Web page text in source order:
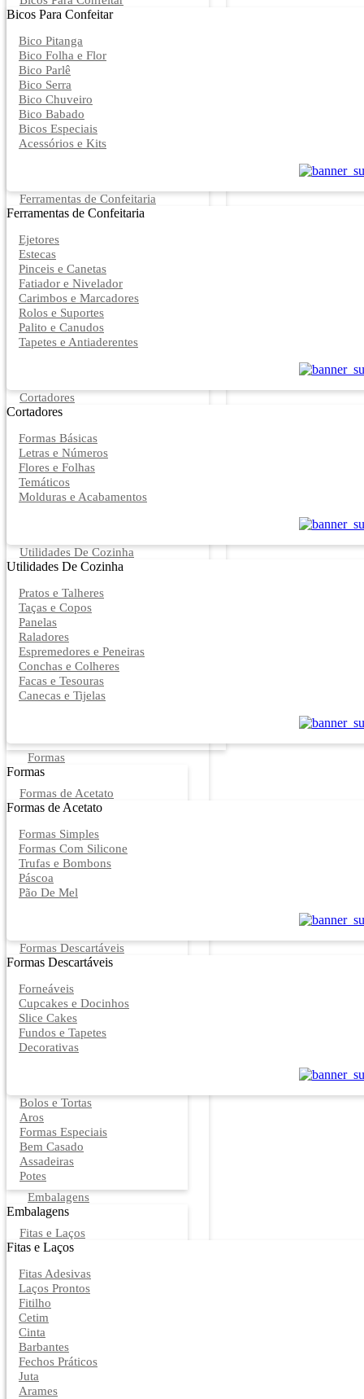
Bicos Para Confeitar
Bico Pitanga
Bico Folha e Flor
Bico Parlê
Bico Serra
Bico Chuveiro
Bico Babado
Bicos Especiais
Acessórios e Kits
Ferramentas de Confeitaria
Ferramentas de Confeitaria
Ejetores
Estecas
Pinceis e Canetas
Fatiador e Nivelador
Carimbos e Marcadores
Rolos e Suportes
Palito e Canudos
Tapetes e Antiaderentes
Cortadores
Cortadores
Formas Básicas
Letras e Números
Flores e Folhas
Temáticos
Molduras e Acabamentos
Utilidades De Cozinha
Utilidades De Cozinha
Pratos e Talheres
Taças e Copos
Panelas
Raladores
Espremedores e Peneiras
Conchas e Colheres
Facas e Tesouras
Canecas e Tijelas
Formas
Formas
Formas de Acetato
Formas de Acetato
Formas Simples
Formas Com Silicone
Trufas e Bombons
Páscoa
Pão De Mel
Formas Descartáveis
Formas Descartáveis
Forneáveis
Cupcakes e Docinhos
Slice Cakes
Fundos e Tapetes
Decorativas
Bolos e Tortas
Aros
Formas Especiais
Bem Casado
Assadeiras
Potes
Embalagens
Embalagens
Fitas e Laços
Fitas e Laços
Fitas Adesivas
Laços Prontos
Fitilho
Cetim
Cinta
Barbantes
Fechos Práticos
Juta
Arames